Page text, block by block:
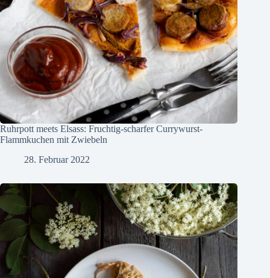
Ruhrpott meets Elsass: Fruchtig-scharfer Currywurst-
Flammkuchen mit Zwiebeln
28. Februar 2022